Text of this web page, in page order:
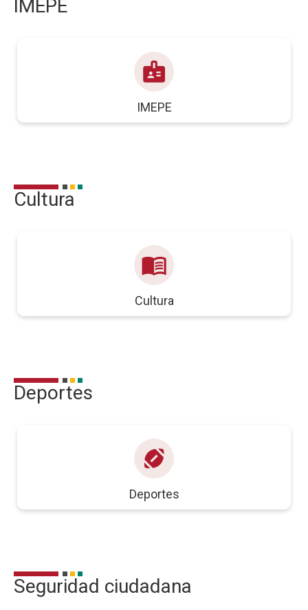
IMEPE
badge
IMEPE
Cultura
menu_book
Cultura
Deportes
sports_football
Deportes
Seguridad ciudadana